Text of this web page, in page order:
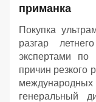
приманка
Покупка
разгар
экспертами по
причин резкого
генеральный